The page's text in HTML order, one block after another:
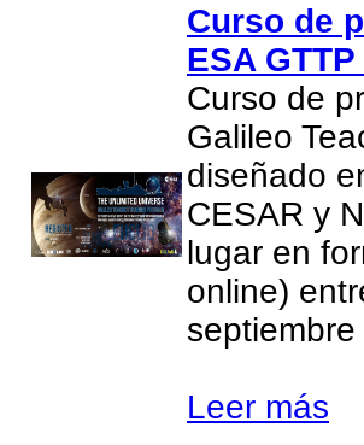
Curso de
ESA
Curso de
Galileo
diseñado
CESAR y
lugar en
online)
Leer más